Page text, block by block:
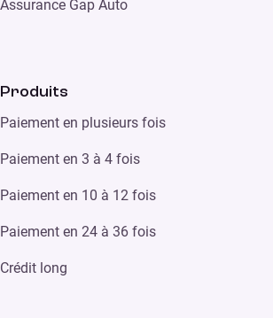
Assurance Gap Auto
Produits
Paiement en plusieurs fois
Paiement en 3 à 4 fois
Paiement en 10 à 12 fois
Paiement en 24 à 36 fois
Crédit long